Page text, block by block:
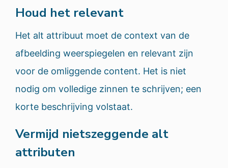
Houd het relevant
Het alt attribuut moet de context van de
afbeelding weerspiegelen en relevant zijn
voor de omliggende content. Het is niet
nodig om volledige zinnen te schrijven; een
korte beschrijving volstaat.
Vermijd nietszeggende alt
attributen